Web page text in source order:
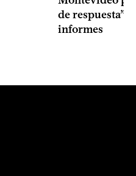
de respuesta”
informes